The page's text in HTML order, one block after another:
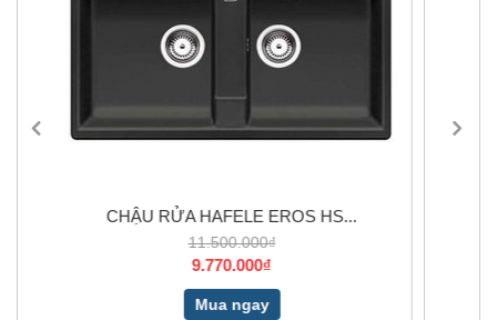
BỘ NỒI ELO RUBIN 5...
4.850.000₫
3.690.000₫